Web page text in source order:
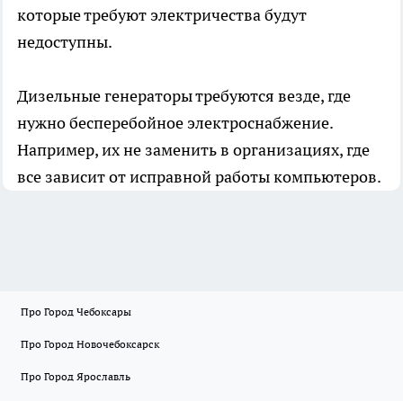
которые требуют электричества будут
недоступны.
Дизельные генераторы требуются везде, где
нужно бесперебойное электроснабжение.
Например, их не заменить в организациях, где
все зависит от исправной работы компьютеров.
Про Город Чебоксары
Про Город Новочебоксарск
Про Город Ярославль